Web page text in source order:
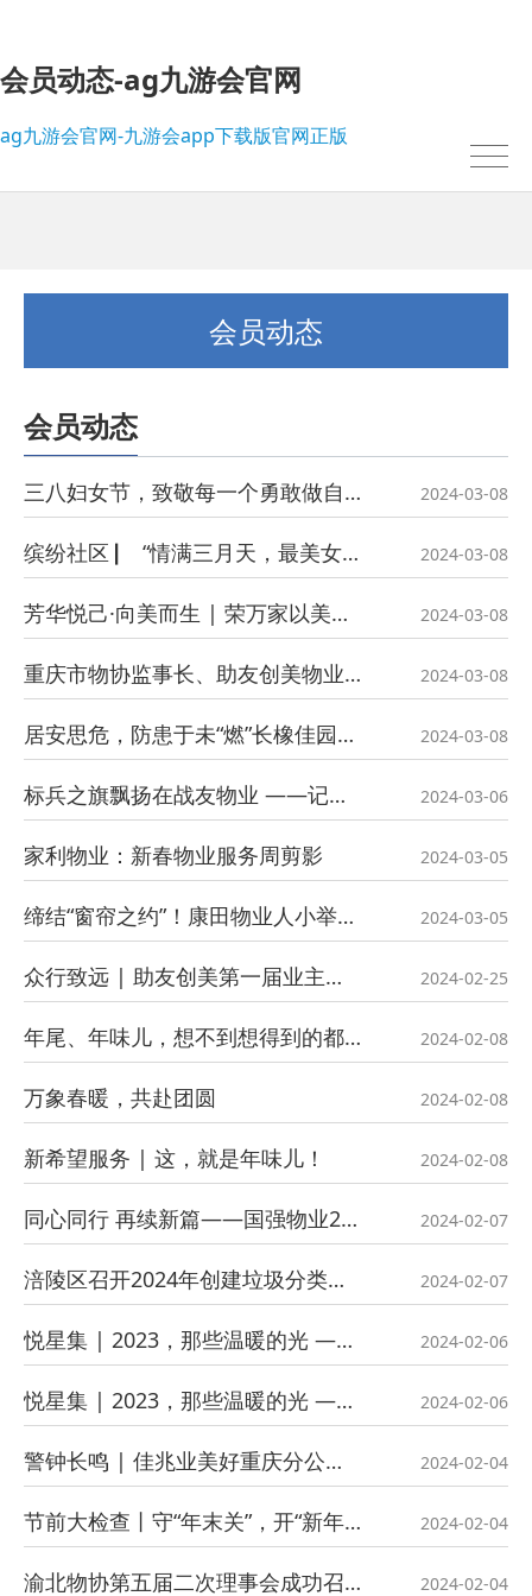
会员动态-ag九游会官网
ag九游会官网-九游会app下载版官网正版
会员动态
会员动态
我的位置：ag九游会官网-九游会app下载版官网正版> 会员动态
三八妇女节，致敬每一个勇敢做自己的她！ 2024-03-08
缤纷社区 ▏ “情满三月天，最美女神节”活动回顾 2024-03-08
芳华悦己·向美而生 | 荣万家以美好致敬芳华！ 2024-03-08
重庆市物协监事长、助友创美物业党委书记、董事长刘小华获评“重庆市三八红旗手” 2024-03-08
居安思危，防患于未“燃”长橡佳园消防演练圆满完成 2024-03-08
标兵之旗飘扬在战友物业 ——记重庆战友物业管理有限公司客服员王红 2024-03-06
家利物业：新春物业服务周剪影 2024-03-05
缔结“窗帘之约”！康田物业人小举动诠释大温暖 2024-03-05
众行致远 | 助友创美第一届业主代表大会胜利召开 2024-02-25
年尾、年味儿，想不到想得到的都在这里！ 2024-02-08
万象春暖，共赴团圆 2024-02-08
新希望服务 | 这，就是年味儿！ 2024-02-08
同心同行 再续新篇——国强物业2023年度工作总结暨先进表彰会圆满举行 2024-02-07
涪陵区召开2024年创建垃圾分类先锋区推进会及消防安全隐患攻坚部署暨培训会 2024-02-07
悦星集 | 2023，那些温暖的光 ——年度优秀员工榜样事迹（二） 2024-02-06
悦星集 | 2023，那些温暖的光 ——年度优秀员工榜样事迹（一） 2024-02-06
警钟长鸣 | 佳兆业美好重庆分公司开展节前安全大检查 2024-02-04
节前大检查丨守“年末关”，开“新年篇” 2024-02-04
渝北物协第五届二次理事会成功召开 2024-02-04